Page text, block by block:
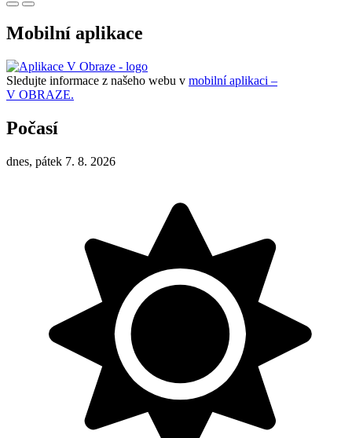
Mobilní aplikace
Sledujte informace z našeho webu v mobilní aplikaci –
V OBRAZE.
Počasí
dnes, pátek 7. 8. 2026